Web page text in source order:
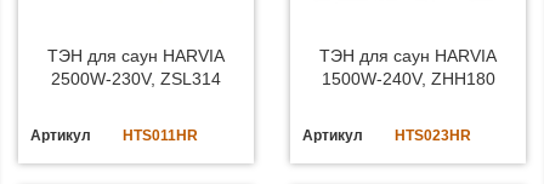
ТЭН для саун HARVIA
2500W-230V, ZSL314
Артикул HTS011HR
ТЭН для саун HARVIA
1500W-240V, ZHH180
Артикул HTS023HR